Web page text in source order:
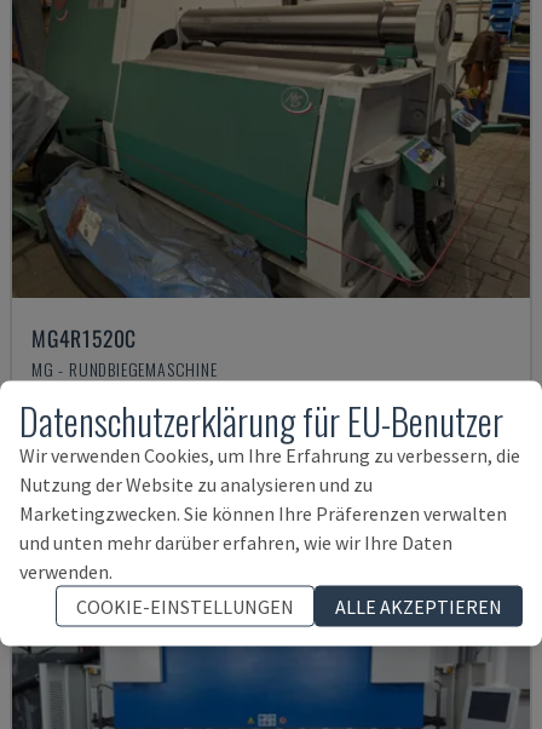
MG4R1520C
MG - RUNDBIEGEMASCHINE
64.000 €
Datenschutzerklärung für EU-Benutzer
Wir verwenden Cookies, um Ihre Erfahrung zu verbessern, die
Nutzung der Website zu analysieren und zu
Marketingzwecken. Sie können Ihre Präferenzen verwalten
und unten mehr darüber erfahren, wie wir Ihre Daten
verwenden.
COOKIE-EINSTELLUNGEN
ALLE AKZEPTIEREN